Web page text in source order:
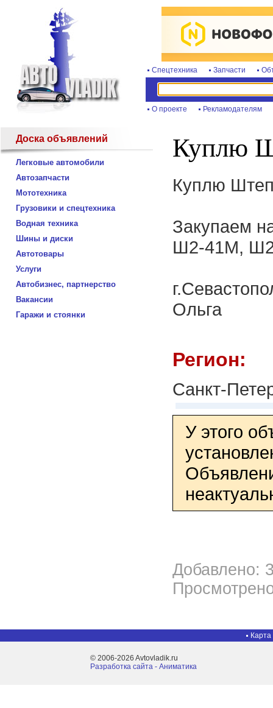
Спецтехника Запчасти
О проекте Рекламодателям
Доска объявлений
Легковые автомобили
Автозапчасти
Мототехника
Грузовики и спецтехника
Водная техника
Шины и диски
Автотовары
Услуги
Автобизнес, партнерство
Вакансии
Гаражи и стоянки
Куплю
Куплю
Закупаем
Ш2-41М, Ш2-
Ольга
Регион:
Санкт-
У этого
Добавлено:
Карта
© 2006-2026 Avtovladik.ru
Разработка сайта - Aниматика